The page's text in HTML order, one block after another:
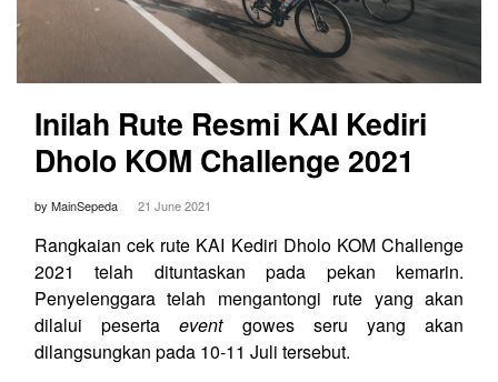
Inilah Rute Resmi KAI Kediri
Dholo KOM Challenge 2021
by MainSepeda 21 June 2021
Rangkaian cek rute KAI Kediri Dholo KOM Challenge
2021 telah dituntaskan pada pekan kemarin.
Penyelenggara telah mengantongi rute yang akan
dilalui pesertaeventgowes seru yang akan
dilangsungkan pada 10-11 Juli tersebut.